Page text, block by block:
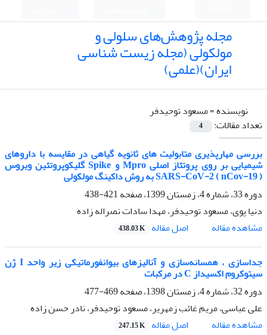
مجله پژوهش‌های سلولی و
مولکولی (مجله زیست شناسی
ایران)(علمی)
نویسنده =مسعود توحیدفر
تعداد مقالات:
4
بررسی مهارپذیری متابولیت های ثانویه گیاهی در مقایسه با داروهای
شیمیایی بر روی پروتئاز اصلی Mpro و Spike گلیکوپروتئین ویروس
SARS-CoV-2 ( nCov-19 ) به روش داکینگ مولکولی
دوره 33، شماره 4، زمستان 1399، صفحه
421-438
دنیا پوی، مسعود توحیدفر، مهدا سادات نصراله زاده
مشاهده مقاله
اصل مقاله 438.03 K
جداسازی ، همسانه‌سازی و آنالیزهای بیوانفورماتیکی زیر واحد I ژن
سیتوکروم اکسیداز C در مرکبات
دوره 32، شماره 4، زمستان 1398، صفحه
469-477
علی عباسی، مریم غائب زمهریر، مسعود توحیدفر، نادر حسن زاده
مشاهده مقاله
اصل مقاله 247.15 K